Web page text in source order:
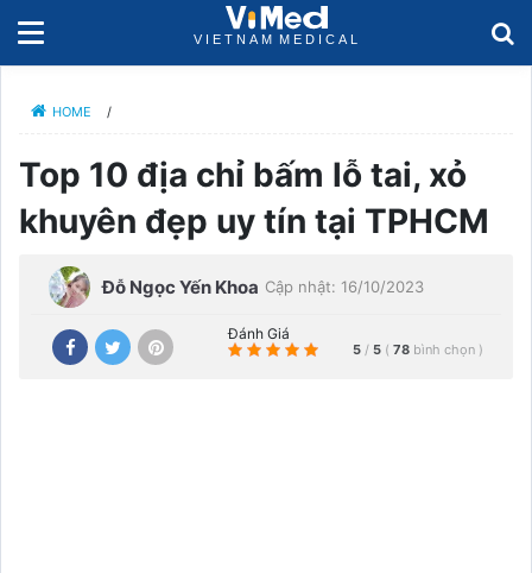
HOME /
Top 10 địa chỉ bấm lỗ tai, xỏ
khuyên đẹp uy tín tại TPHCM
Đỗ Ngọc Yến Khoa Cập nhật: 16/10/2023
Đánh Giá
5 / 5 ( 78 bình chọn )